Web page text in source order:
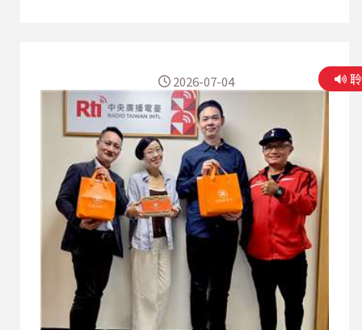
水浴場救生員，也投入溯溪、SUP等戶外水域工
作。他坦言，自己在海邊救起超過百位民眾後，最
大的感觸不是救人，而是發現許多人明明會游泳，
真正遇到危險卻完全不知道如何保護自己。在他眼
中，台灣傳統游泳課最大的盲點，就是把教育侷限
在泳池裡，泳池擁有固定深度、乾淨水質與平靜水
面，但真正的意外幾乎都發生在開放水域。溪流會
因上游豪雨瞬間暴漲，海邊則可能因離岸流、浪
況、風向改變而在短短幾分鐘內由安全變成危險。
正因如此，真正的游泳教育不只是學會自由式、蛙
式，更要學會跌入水中時如何保持冷靜、如何仰漂
節省體力、如何判斷危險環境，以及何時應該放棄
冒險。 蕉哥特別分享海域意外的「龍...
2026-07-04